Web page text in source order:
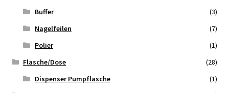
Buffer
(3)
Nagelfeilen
(7)
Polier
(1)
Flasche/Dose
(28)
Dispenser Pumpflasche
(1)